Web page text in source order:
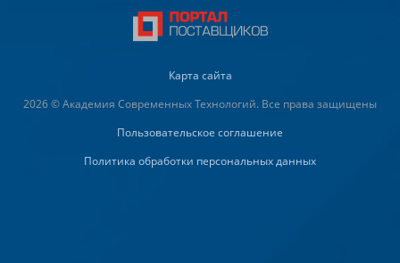
Карта сайта
2026 © Академия Современных Технологий. Все права защищены
Пользовательское соглашение
Политика обработки персональных данных